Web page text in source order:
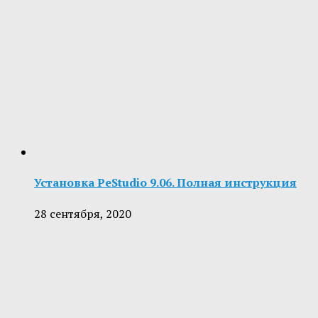
Установка PeStudio 9.06. Полная инструкция
28 сентября, 2020